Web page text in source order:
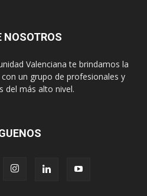
NOSOTROS
Valenciana te brindamos la
un grupo de profesionales y
del más alto nivel.